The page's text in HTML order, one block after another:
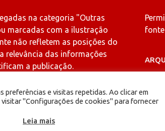
na categoria "Outras
marcadas com a ilustração
não refletem as posições do
relevância das informações
a publicação.
preferências e visitas repetidas. Ao clicar em
"Configurações de cookies" para fornecer
Leia mais